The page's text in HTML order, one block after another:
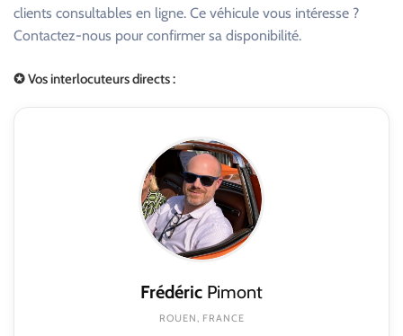
clients consultables en ligne. Ce véhicule vous intéresse ?
Contactez-nous pour confirmer sa disponibilité.
✪ Vos interlocuteurs directs :
Frédéric Pimont
ROUEN, FRANCE